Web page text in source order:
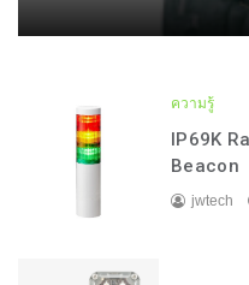
ความรู้
IP69K
Beacon
jwtech